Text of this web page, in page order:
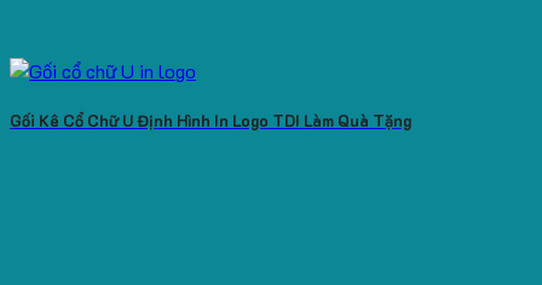
Gối Kê Cổ Chữ U Định Hình In Logo TDI Làm Quà Tặng